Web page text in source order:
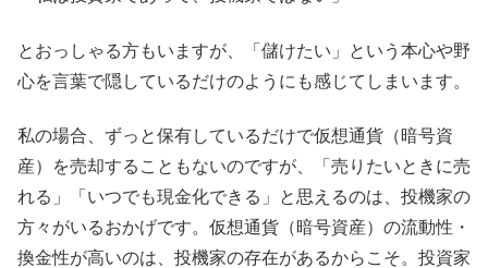
とおっしゃる方もいますが、「儲けたい」という本心や野
心を言葉で隠しているだけのようにも感じてしまいます。
私の場合、ずっと保有しているだけで仮想通貨（暗号資
産）を売却することもないのですが、「売りたいときに売
れる」「いつでも現金化できる」と思えるのは、投機家の
方々がいるおかげです。仮想通貨（暗号資産）の流動性・
換金性が高いのは、投機家の存在があるからこそ。投資家